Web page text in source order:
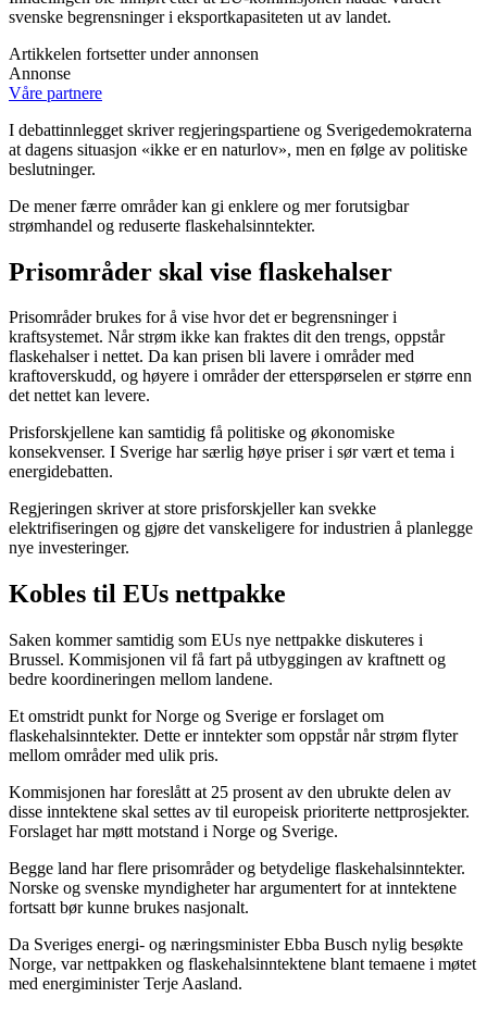
svenske begrensninger i eksportkapasiteten ut av landet.
Artikkelen fortsetter under annonsen
Annonse
Våre partnere
I debattinnlegget skriver regjeringspartiene og Sverigedemokraterna
at dagens situasjon «ikke er en naturlov», men en følge av politiske
beslutninger.
De mener færre områder kan gi enklere og mer forutsigbar
strømhandel og reduserte flaskehalsinntekter.
Prisområder skal vise flaskehalser
Prisområder brukes for å vise hvor det er begrensninger i
kraftsystemet. Når strøm ikke kan fraktes dit den trengs, oppstår
flaskehalser i nettet. Da kan prisen bli lavere i områder med
kraftoverskudd, og høyere i områder der etterspørselen er større enn
det nettet kan levere.
Prisforskjellene kan samtidig få politiske og økonomiske
konsekvenser. I Sverige har særlig høye priser i sør vært et tema i
energidebatten.
Regjeringen skriver at store prisforskjeller kan svekke
elektrifiseringen og gjøre det vanskeligere for industrien å planlegge
nye investeringer.
Kobles til EUs nettpakke
Saken kommer samtidig som EUs nye nettpakke diskuteres i
Brussel. Kommisjonen vil få fart på utbyggingen av kraftnett og
bedre koordineringen mellom landene.
Et omstridt punkt for Norge og Sverige er forslaget om
flaskehalsinntekter. Dette er inntekter som oppstår når strøm flyter
mellom områder med ulik pris.
Kommisjonen har foreslått at 25 prosent av den ubrukte delen av
disse inntektene skal settes av til europeisk prioriterte nettprosjekter.
Forslaget har møtt motstand i Norge og Sverige.
Begge land har flere prisområder og betydelige flaskehalsinntekter.
Norske og svenske myndigheter har argumentert for at inntektene
fortsatt bør kunne brukes nasjonalt.
Da Sveriges energi- og næringsminister Ebba Busch nylig besøkte
Norge, var nettpakken og flaskehalsinntektene blant temaene i møtet
med energiminister Terje Aasland.